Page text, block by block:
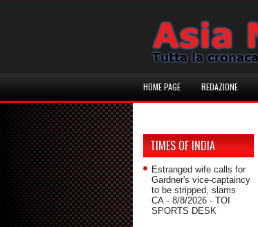
HOME PAGE REDAZIONE
TIMES OF INDIA
Estranged wife calls for
Gardner's vice-captaincy
to be stripped, slams
CA - 8/8/2026 - TOI
SPORTS DESK